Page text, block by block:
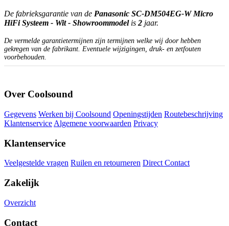
De fabrieksgarantie van de Panasonic SC-DM504EG-W Micro
HiFi Systeem - Wit - Showroommodelis 2 jaar.
De vermelde garantietermijnen zijn termijnen welke wij door hebben
gekregen van de fabrikant. Eventuele wijzigingen, druk- en zetfouten
voorbehouden.
Over Coolsound
Gegevens Werken bij Coolsound Openingstijden Routebeschrijving
Klantenservice Algemene voorwaarden Privacy
Klantenservice
Veelgestelde vragen Ruilen en retourneren Direct Contact
Zakelijk
Overzicht
Contact